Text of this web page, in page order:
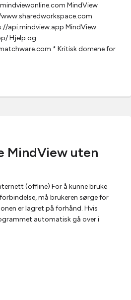
MindView
api.mindview.app MindView
Hjelp og
* Kritisk domene for
MindView uten
(offline) For å kunne bruke
må brukeren sørge for
er lagret på forhånd. Hvis
automatisk gå over i